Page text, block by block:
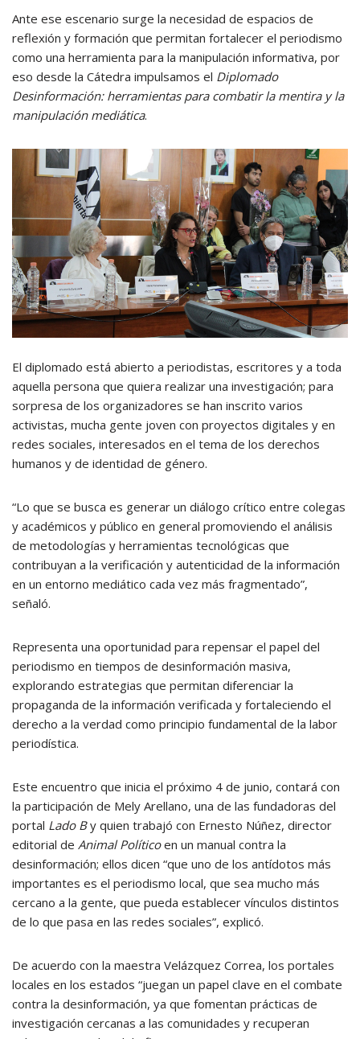
Ante ese escenario surge la necesidad de espacios de
reflexión y formación que permitan fortalecer el periodismo
como una herramienta para la manipulación informativa, por
eso desde la Cátedra impulsamos el Diplomado
Desinformación: herramientas para combatir la mentira y la
manipulación mediática.
El diplomado está abierto a periodistas, escritores y a toda
aquella persona que quiera realizar una investigación; para
sorpresa de los organizadores se han inscrito varios
activistas, mucha gente joven con proyectos digitales y en
redes sociales, interesados en el tema de los derechos
humanos y de identidad de género.
“Lo que se busca es generar un diálogo crítico entre colegas
y académicos y público en general promoviendo el análisis
de metodologías y herramientas tecnológicas que
contribuyan a la verificación y autenticidad de la información
en un entorno mediático cada vez más fragmentado”,
señaló.
Representa una oportunidad para repensar el papel del
periodismo en tiempos de desinformación masiva,
explorando estrategias que permitan diferenciar la
propaganda de la información verificada y fortaleciendo el
derecho a la verdad como principio fundamental de la labor
periodística.
Este encuentro que inicia el próximo 4 de junio, contará con
la participación de Mely Arellano, una de las fundadoras del
portal Lado By quien trabajó con Ernesto Núñez, director
editorial de Animal Políticoen un manual contra la
desinformación; ellos dicen “que uno de los antídotos más
importantes es el periodismo local, que sea mucho más
cercano a la gente, que pueda establecer vínculos distintos
de lo que pasa en las redes sociales”, explicó.
De acuerdo con la maestra Velázquez Correa, los portales
locales en los estados “juegan un papel clave en el combate
contra la desinformación, ya que fomentan prácticas de
investigación cercanas a las comunidades y recuperan